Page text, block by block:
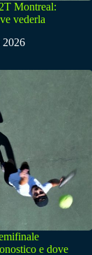
Montreal:
vederla
2026
e dove